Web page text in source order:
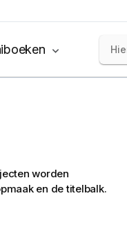
worden
en de titelbalk.